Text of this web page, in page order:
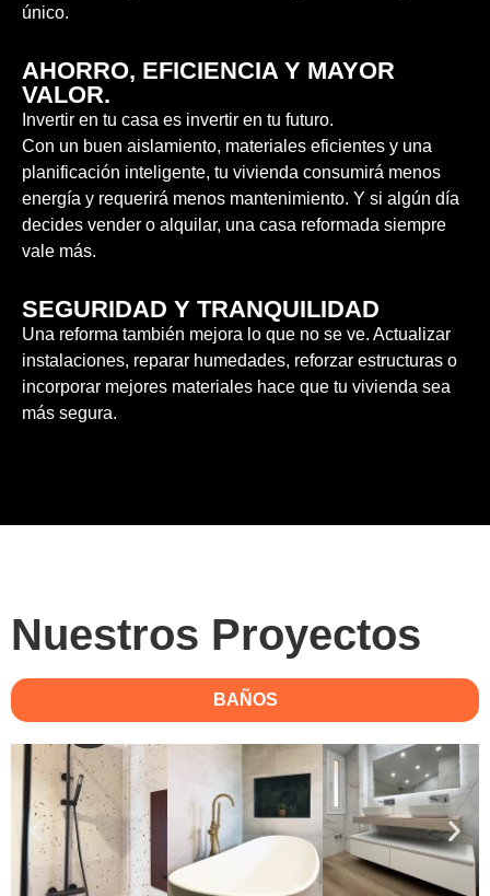
único.
AHORRO, EFICIENCIA Y MAYOR
VALOR.
Invertir en tu casa es invertir en tu futuro.
Con un buen aislamiento, materiales eficientes y una
planificación inteligente, tu vivienda consumirá menos
energía y requerirá menos mantenimiento. Y si algún día
decides vender o alquilar, una casa reformada siempre
vale más.
SEGURIDAD Y TRANQUILIDAD
Una reforma también mejora lo que no se ve. Actualizar
instalaciones, reparar humedades, reforzar estructuras o
incorporar mejores materiales hace que tu vivienda sea
más segura.
Nuestros Proyectos
BAÑOS